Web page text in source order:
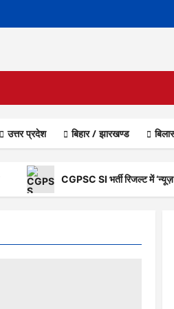
उत्तर प्रदेश बिहार / झारखण्ड
CGPSC SI भर्ती रिजल्ट में